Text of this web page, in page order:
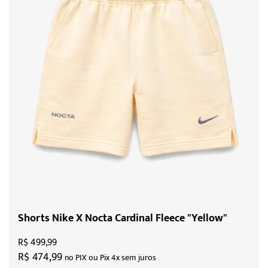
Shorts Nike X Nocta Cardinal Fleece "Yellow"
R$ 474,99 no PIX ou Pix 4x sem juros
R$ 499,99